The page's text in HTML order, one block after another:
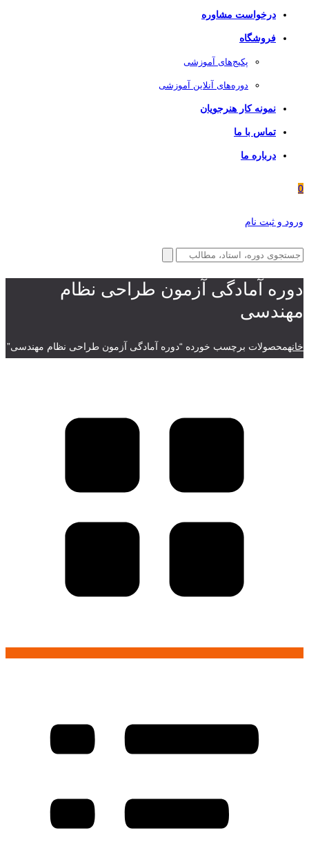
درخواست مشاوره
فروشگاه
پکیج‌های آموزشی
دوره‌های آنلاین آموزشی
نمونه کار هنرجویان
تماس با ما
درباره ما
0
ورود و ثبت نام
دوره آمادگی آزمون طراحی نظام
مهندسی
خانهمحصولات برچسب خورده “دوره آمادگی آزمون طراحی نظام مهندسی”